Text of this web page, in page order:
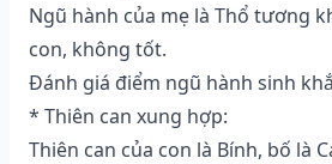
Ngũ hành của mẹ là Thổ tương
con, không tốt.
Đánh giá điểm ngũ hành sinh
* Thiên can xung hợp:
Thiên can của con là Bính, bố là